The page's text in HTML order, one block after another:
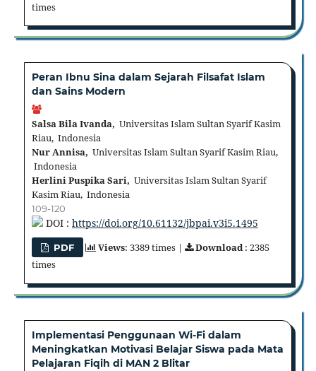
times
Peran Ibnu Sina dalam Sejarah Filsafat Islam
dan Sains Modern
Salsa Bila Ivanda, Universitas Islam Sultan Syarif Kasim
Riau, Indonesia
Nur Annisa, Universitas Islam Sultan Syarif Kasim Riau,
Indonesia
Herlini Puspika Sari, Universitas Islam Sultan Syarif
Kasim Riau, Indonesia
109-120
DOI : https://doi.org/10.61132/jbpai.v3i5.1495
PDF Views: 3389 times | Download: 2385
times
Implementasi Penggunaan Wi-Fi dalam
Meningkatkan Motivasi Belajar Siswa pada Mata
Pelajaran Fiqih di MAN 2 Blitar